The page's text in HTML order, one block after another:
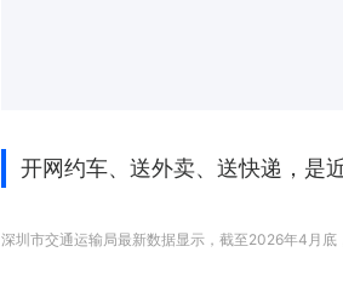
开网约车、送外卖、送快递，是
深圳市交通运输局最新数据显示，截至2026年4月